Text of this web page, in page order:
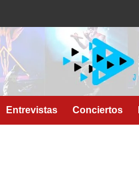
Entrevistas Conciertos